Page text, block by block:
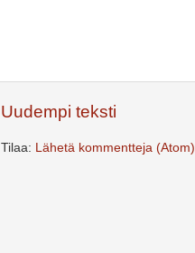
Uudempi teksti
Tilaa: Lähetä kommentteja (Atom)